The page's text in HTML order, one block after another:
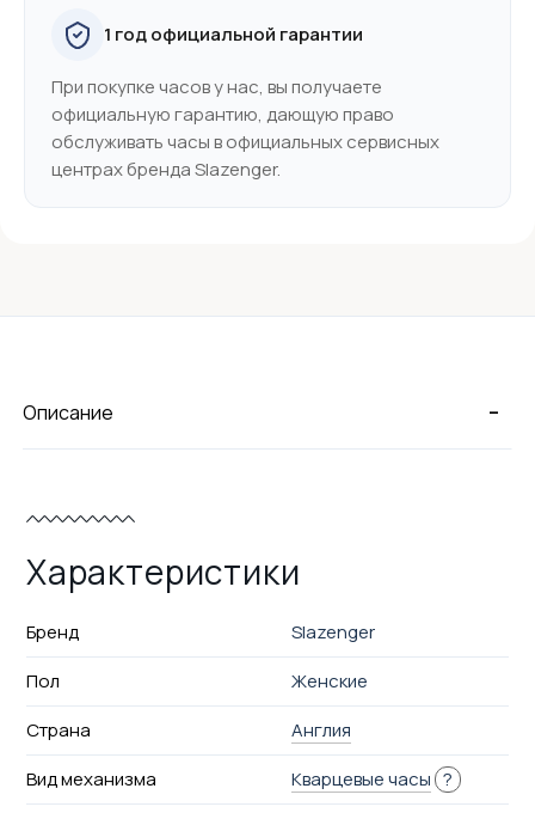
1 год официальной гарантии
При покупке часов у нас, вы получаете
официальную гарантию, дающую право
обслуживать часы в официальных сервисных
центрах бренда Slazenger.
-
Описание
Характеристики
Бренд
Slazenger
Пол
Женские
Страна
Англия
Вид механизма
Кварцевые часы ?